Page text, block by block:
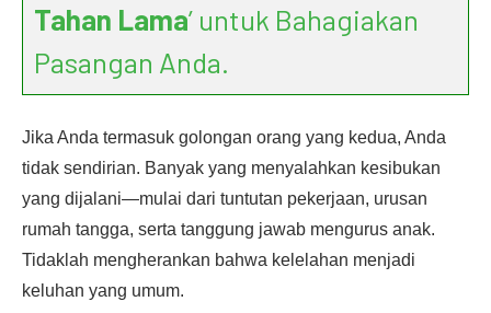
Tahan Lama’ untuk Bahagiakan
Pasangan Anda.
Jika Anda termasuk golongan orang yang kedua, Anda
tidak sendirian. Banyak yang menyalahkan kesibukan
yang dijalani—mulai dari tuntutan pekerjaan, urusan
rumah tangga, serta tanggung jawab mengurus anak.
Tidaklah mengherankan bahwa kelelahan menjadi
keluhan yang umum.